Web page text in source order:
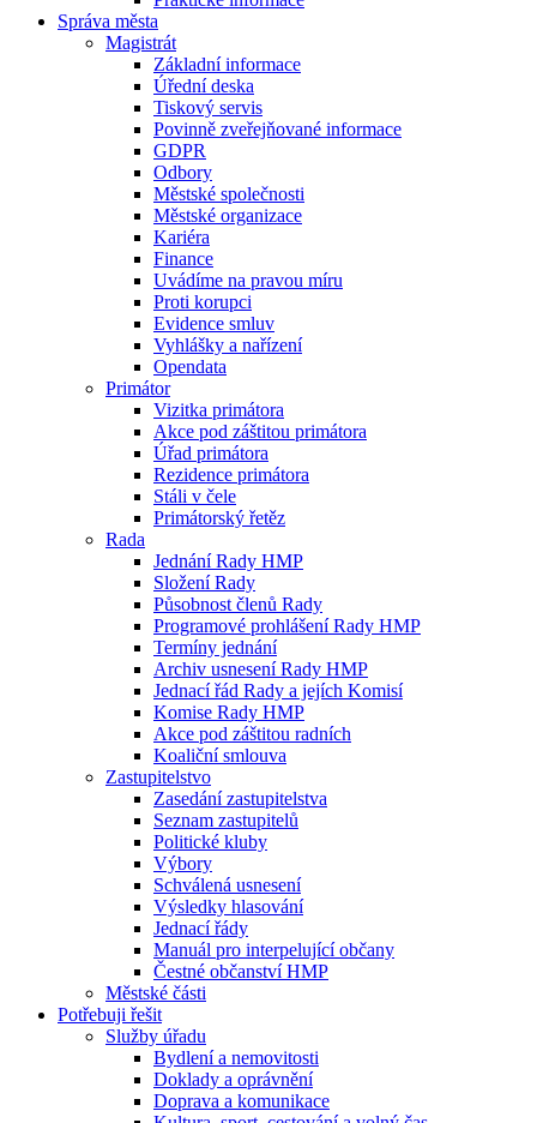
Správa města
Magistrát
Základní informace
Úřední deska
Tiskový servis
Povinně zveřejňované informace
GDPR
Odbory
Městské společnosti
Městské organizace
Kariéra
Finance
Uvádíme na pravou míru
Proti korupci
Evidence smluv
Vyhlášky a nařízení
Opendata
Primátor
Vizitka primátora
Akce pod záštitou primátora
Úřad primátora
Rezidence primátora
Stáli v čele
Primátorský řetěz
Rada
Jednání Rady HMP
Složení Rady
Působnost členů Rady
Programové prohlášení Rady HMP
Termíny jednání
Archiv usnesení Rady HMP
Jednací řád Rady a jejích Komisí
Komise Rady HMP
Akce pod záštitou radních
Koaliční smlouva
Zastupitelstvo
Zasedání zastupitelstva
Seznam zastupitelů
Politické kluby
Výbory
Schválená usnesení
Výsledky hlasování
Jednací řády
Manuál pro interpelující občany
Čestné občanství HMP
Městské části
Potřebuji řešit
Služby úřadu
Bydlení a nemovitosti
Doklady a oprávnění
Doprava a komunikace